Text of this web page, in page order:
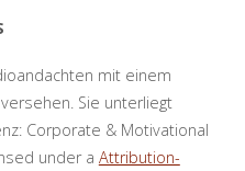
mit einem
Sie unterliegt
Corporate & Motivational
under a Attribution-